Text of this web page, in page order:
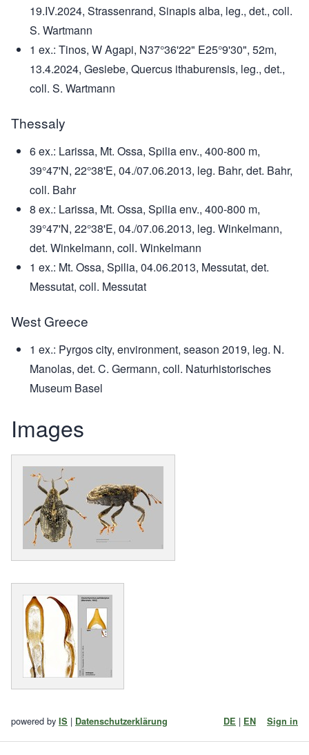
19.IV.2024, Strassenrand, Sinapis alba, leg., det., coll.
S. Wartmann
1 ex.: Tinos, W Agapi, N37°36'22" E25°9'30", 52m,
13.4.2024, Gesiebe, Quercus ithaburensis, leg., det.,
coll. S. Wartmann
Thessaly
6 ex.: Larissa, Mt. Ossa, Spilia env., 400-800 m,
39°47'N, 22°38'E, 04./07.06.2013, leg. Bahr, det. Bahr,
coll. Bahr
8 ex.: Larissa, Mt. Ossa, Spilia env., 400-800 m,
39°47'N, 22°38'E, 04./07.06.2013, leg. Winkelmann,
det. Winkelmann, coll. Winkelmann
1 ex.: Mt. Ossa, Spilia, 04.06.2013, Messutat, det.
Messutat, coll. Messutat
West Greece
1 ex.: Pyrgos city, environment, season 2019, leg. N.
Manolas, det. C. Germann, coll. Naturhistorisches
Museum Basel
Images
powered by IS | Datenschutzerklärung DE | EN Sign in